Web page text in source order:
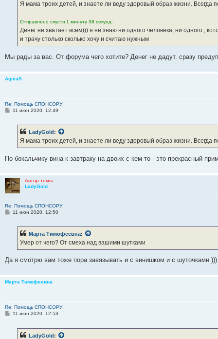
Я мама троих детей, и знаете ли веду здоровый образ жизни.
Отправлено спустя 1 минуту 38 секунд:
Денег не хватает всем))) я не знаю ни одного человека, ни одного ,
и трачу столько сколько хочу и считаю нужным
Мы рады за вас. От форума чего хотите? Денег не дадут. сразу
AgniaS
Re: Помощь СПОНСОРУ!
С
е
11 июн 2020, 12:49
LadyGold:
Я мама троих детей, и знаете ли веду здоровый образ жизни.
По бокальчику вина к завтраку на двоих с кем-то - это прекрасный
Автор темы
LadyGold
Re: Помощь СПОНСОРУ!
С
е
11 июн 2020, 12:50
Марта Тимофеевна:
Умер от чего? От смеха над вашими шутками
Да я смотрю вам тоже пора завязывать и с винишком и с шуточками )))
Марта Тимофеевна
Re: Помощь СПОНСОРУ!
С11 июн 2020, 12:53
LadyGold: